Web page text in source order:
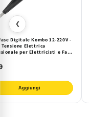
❮
Digitale Kombo 12-220V -
Tensione Elettrica
per Elettricisti e Fai-
Aggiungi